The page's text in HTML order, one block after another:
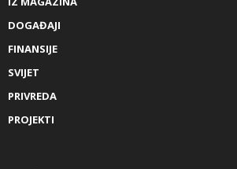
DOGAĐAJI
FINANSIJE
SVIJET
PRIVREDA
PROJEKTI